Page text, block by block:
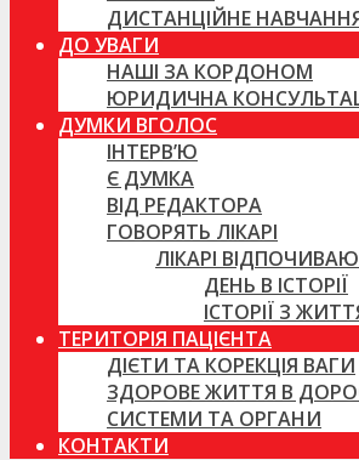
ДИСТАНЦІЙНЕ
ДО УВАГИ
НАШІ ЗА КОРДОНОМ
ЮРИДИЧНА
ДУМКИ ВГОЛОС
ІНТЕРВ’Ю
Є ДУМКА
ВІД РЕДАКТОРА
ГОВОРЯТЬ ЛІКАРІ
ЛІКАРІ
ДЕНЬ В ІСТОРІЇ
ІСТОРІЇ З
ТЕРИТОРІЯ ПАЦІЄНТА
ДІЄТИ ТА КОРЕКЦІЯ ВАГИ
ЗДОРОВЕ ЖИТТЯ В
СИСТЕМИ ТА ОРГАНИ
КОНТАКТИ